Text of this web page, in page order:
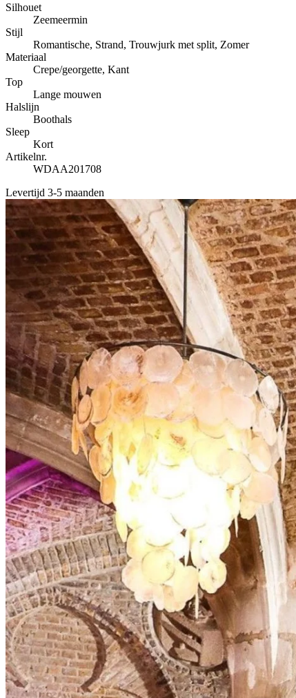
Silhouet
Zeemeermin
Stijl
Romantische, Strand, Trouwjurk met split, Zomer
Materiaal
Crepe/georgette, Kant
Top
Lange mouwen
Halslijn
Boothals
Sleep
Kort
Artikelnr.
WDAA201708
Levertijd 3-5 maanden